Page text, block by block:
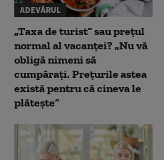
ADEVĂRUL
„Taxa de turist” sau prețul
normal al vacanței? „Nu vă
obligă nimeni să
cumpărați. Prețurile astea
există pentru că cineva le
plătește”